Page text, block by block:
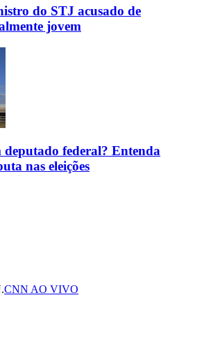
do STJ acusado de
jovem
deputado federal? Entenda
nas eleições
CNN AO VIVO